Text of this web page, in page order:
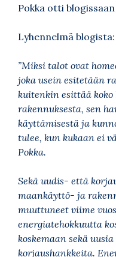
Pokka otti
Lyhennelmä blogista:
”Miksi talot ovat
joka usein esitetään
kuitenkin esittää
rakennuksesta, sen
käyttämisestä ja
tulee, kun kukaan ei
Pokka.
Sekä uudis- että
maankäyttö- ja
muuttuneet viime
energiatehokkuutta
koskemaan sekä
korjaushankkeita.